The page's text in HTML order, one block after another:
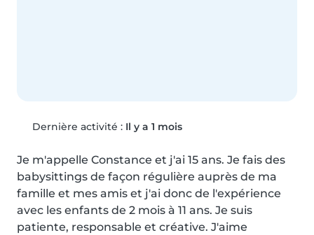
Dernière activité : Il y a 1 mois
Je m'appelle Constance et j'ai 15 ans. Je fais des
babysittings de façon régulière auprès de ma
famille et mes amis et j'ai donc de l'expérience
avec les enfants de 2 mois à 11 ans. Je suis
patiente, responsable et créative. J'aime